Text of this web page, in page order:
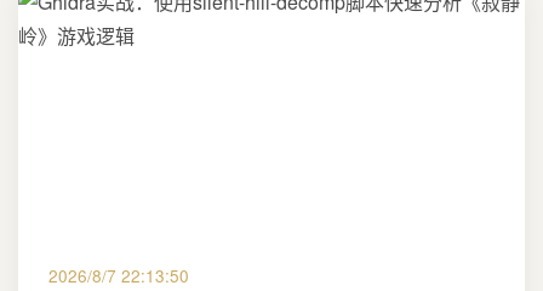
2026/8/7 22:13:50